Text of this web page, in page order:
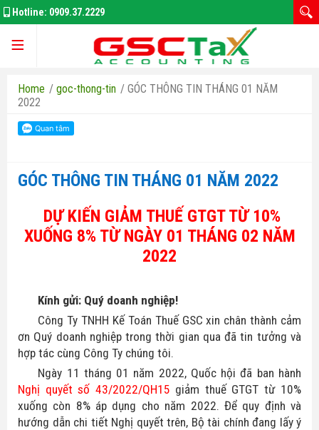
Hotline: 0909.37.2229
Trang chủ
Giới thiệu
Kế Toán Thuế
Đăng Ký Doanh Nghiệp
Bảo Hiểm Xã Hôi
Hóa Đơn Điện Tử
Chữ Ký Số
Thuế thu nhập doanh nghiệp
Thuế giá trị gia tăng
Thuế thu nhập cá nhân
Thuế xuất nhập khẩu
Home / goc-thong-tin / GÓC THÔNG TIN THÁNG 01 NĂM
2022
GÓC THÔNG TIN THÁNG 01 NĂM 2022
DỰ KIẾN GIẢM THUẾ GTGT TỪ 10%
XUỐNG 8% TỪ NGÀY 01 THÁNG 02 NĂM
2022
Kính gửi: Quý doanh nghiệp!
Công Ty TNHH Kế Toán Thuế GSCxin chân thành cảm
ơn Quý doanh nghiệp trong thời gian qua đã tin tưởng và
hợp tác cùng Công Ty chúng tôi.
Ngày 11 tháng 01 năm 2022, Quốc hội đã ban hành
Nghị quyết số 43/2022/QH15 giảm thuế GTGT từ 10%
xuống còn 8% áp dụng cho năm 2022. Để quy định và
hướng dẫn chi tiết Nghị quyết trên, Bộ tài chính đang lấy ý